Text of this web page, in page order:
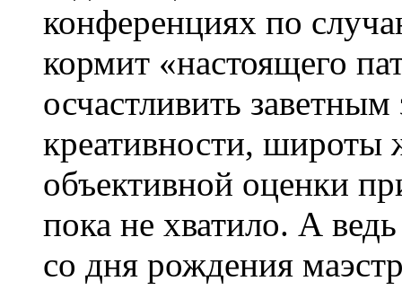
конференциях по
кормит «настоящего
осчастливить
креативности, широты
объективной оценки
пока не хватило. А
со дня рождения